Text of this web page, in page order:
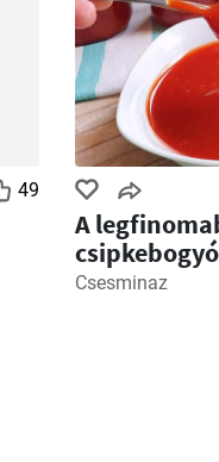
49
A
Csesminaz